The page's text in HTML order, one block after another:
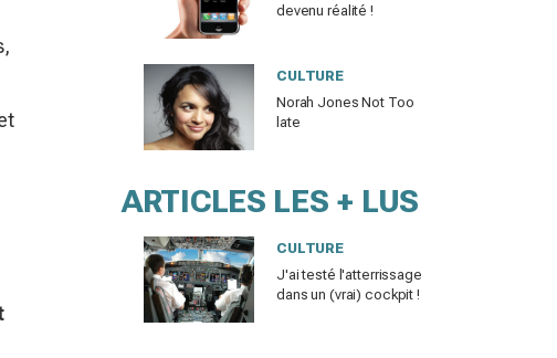
devenu réalité !
CULTURE
Norah Jones Not Too
late
ARTICLES LES + LUS
CULTURE
J'ai testé l'atterrissage
dans un (vrai) cockpit !